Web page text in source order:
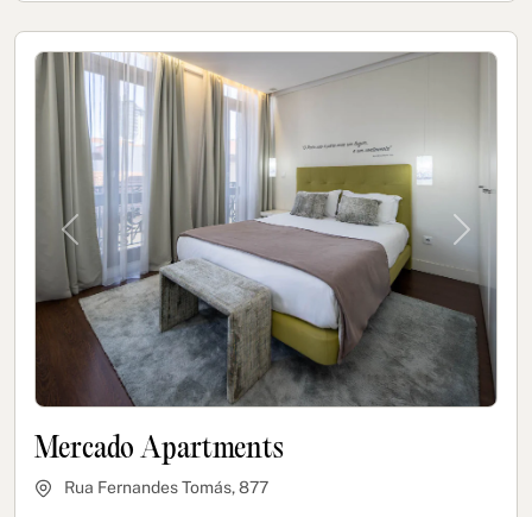
Previous Next
Mercado Apartments
Rua Fernandes Tomás, 877